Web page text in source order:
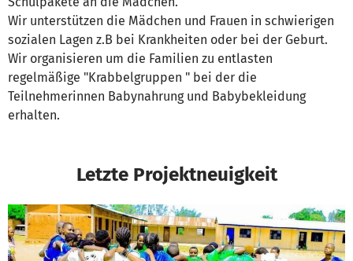
Wir unterstützen die Mädchen und Frauen in schwierigen
sozialen Lagen z.B bei Krankheiten oder bei der Geburt.
Wir organisieren um die Familien zu entlasten
regelmäßige "Krabbelgruppen " bei der die
Teilnehmerinnen Babynahrung und Babybekleidung
erhalten.
Letzte Projektneuigkeit